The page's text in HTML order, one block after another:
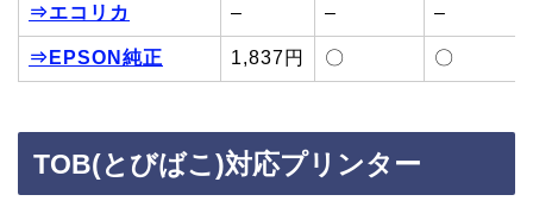
⇒エコリカ – – –
⇒EPSON純正 1,837円 〇 〇
TOB(とびばこ)対応プリンター